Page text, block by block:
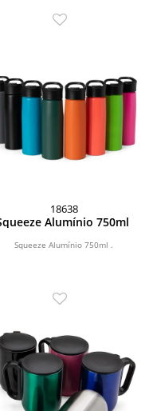
18638
Alumínio 750ml
Squeeze Alumínio 750ml .